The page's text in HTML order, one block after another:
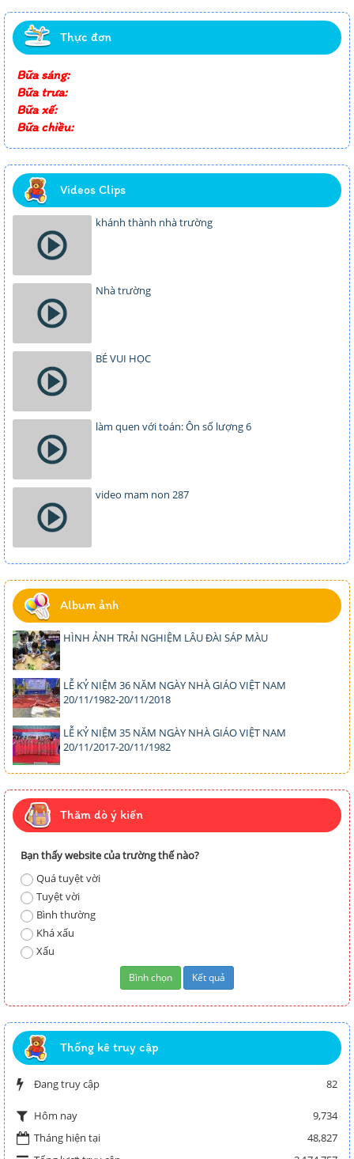
Thực đơn
Bữa sáng:
Bữa trưa:
Bữa xế:
Bữa chiều:
Videos Clips
khánh thành nhà trường
Nhà trường
BÉ VUI HỌC
làm quen với toán: Ôn số lượng 6
video mam non 287
Album ảnh
HÌNH ẢNH TRẢI NGHIỆM LÂU ĐÀI SÁP MÀU
LỄ KỶ NIỆM 36 NĂM NGÀY NHÀ GIÁO VIỆT NAM
20/11/1982-20/11/2018
LỄ KỶ NIỆM 35 NĂM NGÀY NHÀ GIÁO VIỆT NAM
20/11/2017-20/11/1982
Thăm dò ý kiến
Bạn thấy website của trường thế nào?
Quá tuyệt vời
Tuyệt vời
Bình thường
Khá xấu
Xấu
Thống kê truy cập
Đang truy cập 82
Hôm nay
9,734
Tháng hiện tại
48,827